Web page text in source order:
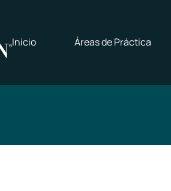
Inicio Áreas de Práctica